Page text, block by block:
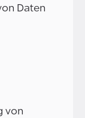
Daten
von